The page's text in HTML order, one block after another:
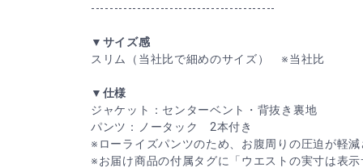
----------------------------------------
▼サイズ感
スリム（当社比で細めのサイズ） ※当社比
▼仕様
ジャケット：センターベント・背抜き裏地
パンツ：ノータック 2本付き
※ローライズパンツのため、お腹周りの圧迫が軽
※お届け商品の付属タグに「ウエストの実寸は表